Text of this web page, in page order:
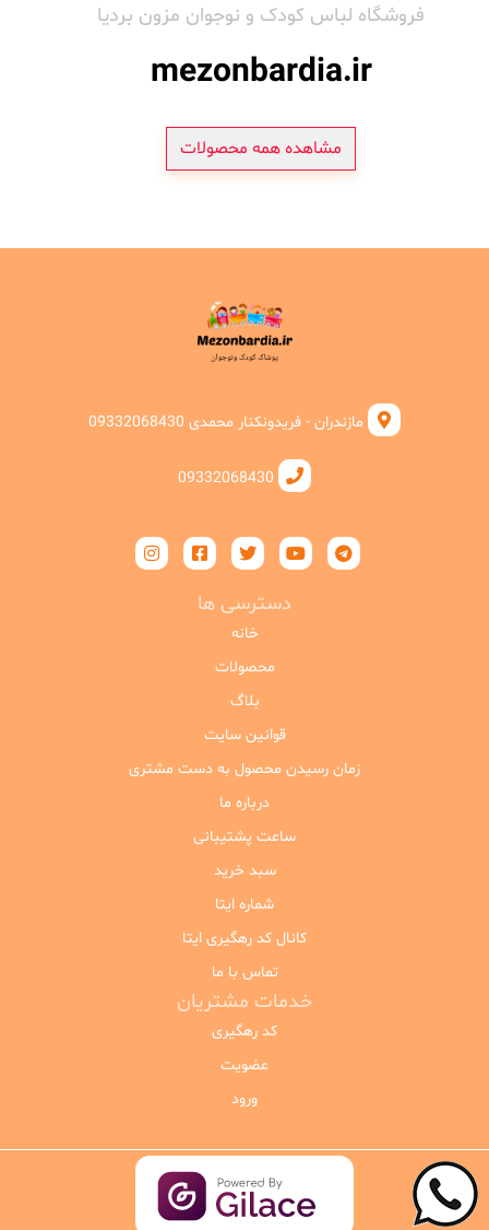
فروشگاه لباس کودک و نوجوان مزون بردیا
mezonbardia.ir
مشاهده همه محصولات
مازندران - فریدونکنار محمدی 09332068430
09332068430
دسترسی ها
خانه
محصولات
بلاگ
قوانین سایت
زمان رسیدن محصول به دست مشتری
درباره ما
ساعت پشتیبانی
سبد خرید
شماره ایتا
کانال کد رهگیری ایتا
تماس با ما
خدمات مشتریان
کد رهگیری
عضویت
ورود